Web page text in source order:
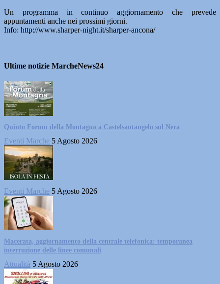
Un programma in continuo aggiornamento che prevede
appuntamenti anche nei prossimi giorni.
Info: http://www.sharper-night.it/sharper-ancona/
Ultime notizie MarcheNews24
Quinto Forum della Montagna a Castelsantangelo sul Nera
Eventi Marche 5 Agosto 2026
Eventi Marche 5 Agosto 2026
Macerata, aggiornamento della centrale telefonica: temporanea
interruzione delle linee comunali
Attualità 5 Agosto 2026